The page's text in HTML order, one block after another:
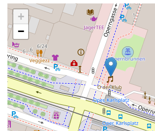
+
−